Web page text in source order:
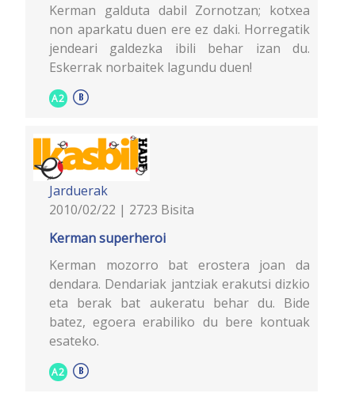
Kerman galduta dabil Zornotzan; kotxea
non aparkatu duen ere ez daki. Horregatik
jendeari galdezka ibili behar izan du.
Eskerrak norbaitek lagundu duen!
A2
Jarduerak
2010/02/22 | 2723 Bisita
Kerman superheroi
Kerman mozorro bat erostera joan da
dendara. Dendariak jantziak erakutsi dizkio
eta berak bat aukeratu behar du. Bide
batez, egoera erabiliko du bere kontuak
esateko.
A2